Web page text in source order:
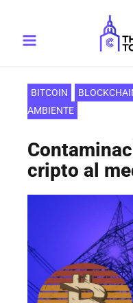
contenido
Menu
BITCOIN
AMBIENTE
cripto al